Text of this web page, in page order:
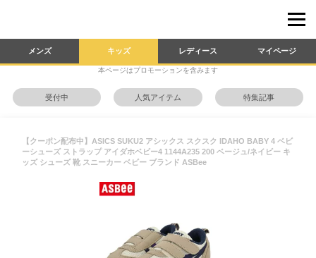
メンズ キッズ レディース マイページ
本ページはプロモーションを含みます
受付中 人気アイテム 特集記事
【クーポン配布中】ASICS SUKU2 アシックス スクスク IDAHO BABY 4 ベビ
ーシューズ ストラップ アイダホベビー4 1144A235 200 ベージュ/ネイビー キ
ッズ シューズ 靴 スニーカー ベビー ブランド ASBee